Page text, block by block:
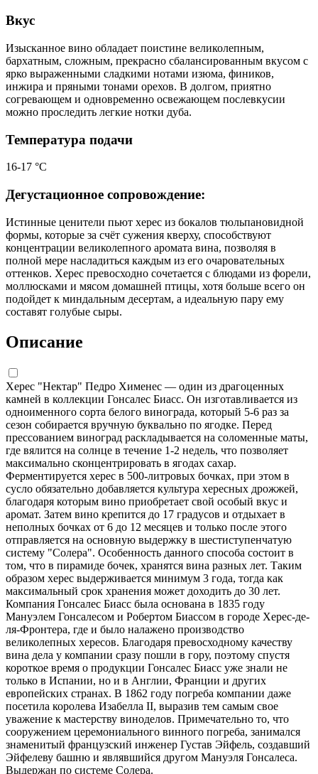
Вкус
Изысканное вино обладает поистине великолепным,
бархатным, сложным, прекрасно сбалансированным вкусом с
ярко выраженными сладкими нотами изюма, фиников,
инжира и пряными тонами орехов. В долгом, приятно
согревающем и одновременно освежающем послевкусии
можно проследить легкие нотки дуба.
Температура подачи
16-17 °С
Дегустационное сопровождение:
Истинные ценители пьют херес из бокалов тюльпановидной
формы, которые за счёт сужения кверху, способствуют
концентрации великолепного аромата вина, позволяя в
полной мере насладиться каждым из его очаровательных
оттенков. Херес превосходно сочетается с блюдами из форели,
моллюсками и мясом домашней птицы, хотя больше всего он
подойдет к миндальным десертам, а идеальную пару ему
составят голубые сыры.
Описание
Херес "Нектар" Педро Хименес — один из драгоценных
камней в коллекции Гонсалес Биасс. Он изготавливается из
одноименного сорта белого винограда, который 5-6 раз за
сезон собирается вручную буквально по ягодке. Перед
прессованием виноград раскладывается на соломенные маты,
где вялится на солнце в течение 1-2 недель, что позволяет
максимально сконцентрировать в ягодах сахар.
Ферментируется херес в 500-литровых бочках, при этом в
сусло обязательно добавляется культура хересных дрожжей,
благодаря которым вино приобретает свой особый вкус и
аромат. Затем вино крепится до 17 градусов и отдыхает в
неполных бочках от 6 до 12 месяцев и только после этого
отправляется на основную выдержку в шестиступенчатую
систему "Солера". Особенность данного способа состоит в
том, что в пирамиде бочек, хранятся вина разных лет. Таким
образом херес выдерживается минимум 3 года, тогда как
максимальный срок хранения может доходить до 30 лет.
Компания Гонсалес Биасс была основана в 1835 году
Мануэлем Гонсалесом и Робертом Биассом в городе Херес-де-
ля-Фронтера, где и было налажено производство
великолепных хересов. Благодаря превосходному качеству
вина дела у компании сразу пошли в гору, поэтому спустя
короткое время о продукции Гонсалес Биасс уже знали не
только в Испании, но и в Англии, Франции и других
европейских странах. В 1862 году погреба компании даже
посетила королева Изабелла II, выразив тем самым свое
уважение к мастерству виноделов. Примечательно то, что
сооружением церемониального винного погреба, занимался
знаменитый французский инженер Густав Эйфель, создавший
Эйфелеву башню и являвшийся другом Мануэля Гонсалеса.
Выдержан по системе Солера.